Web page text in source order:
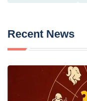
Recent News